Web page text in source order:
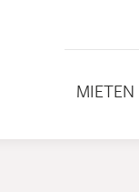
MIETEN